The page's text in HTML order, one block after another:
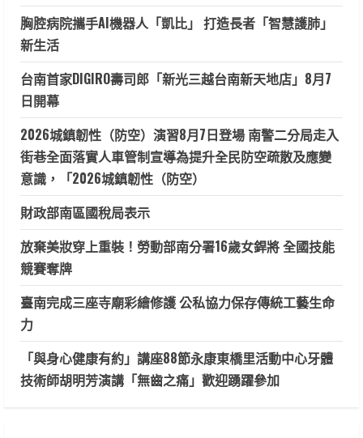
胸腔病院攜手AI機器人「凱比」 打造長者「智慧護肺」
新生活
台南首家DIGIRO壽司郎「新光三越台南新天地店」8月7
日開幕
2026城鎮韌性（防空）演習8月7日登場 南警二分局走入
街巷全面落實人車管制宣導為提升全民防空疏散及應變
意識，「2026城鎮韌性（防空）
財政部南區國稅局表示
放棄美妝穿上重裝！勞動部南分署16歲女銲將 全國技能
競賽奪牌
臺南完成三座寺廟彩繪修護 公私協力保存傳統工藝生命
力
「與身心健康有約」講座88節永康東橋里活動中心牙體
技術師胡明芳演講「無齒之痛」歡迎踴躍參加